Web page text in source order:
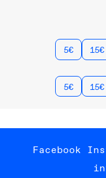
5€ 15€
5€ 15€
Facebook